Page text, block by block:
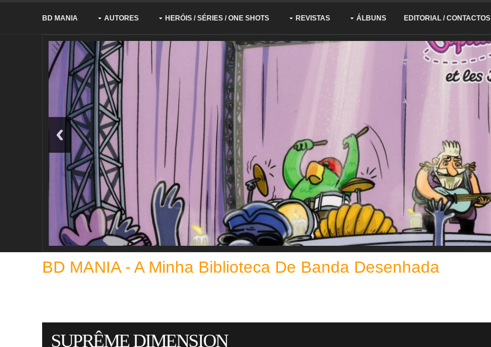
BD MANIA AUTORES HERÓIS / SÉRIES / ONE SHOTS REVISTAS ÁLBUNS EDITORIAL / CONTACTOS
BD MANIA - A Minha Biblioteca De Banda Desenhada
SUPRÊME DIMENSION